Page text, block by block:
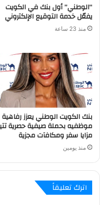
“الوطني” أول بنك في الكويت
يفعّل خدمة التوقيع الإلكتروني
منذ 23 ساعة
بنك الكويت الوطني يعزز رفاهية
موظفيه بحملة صيفية حصرية
مزايا سفر ومكافآت مجزية
منذ يومين
اترك تعليقاً